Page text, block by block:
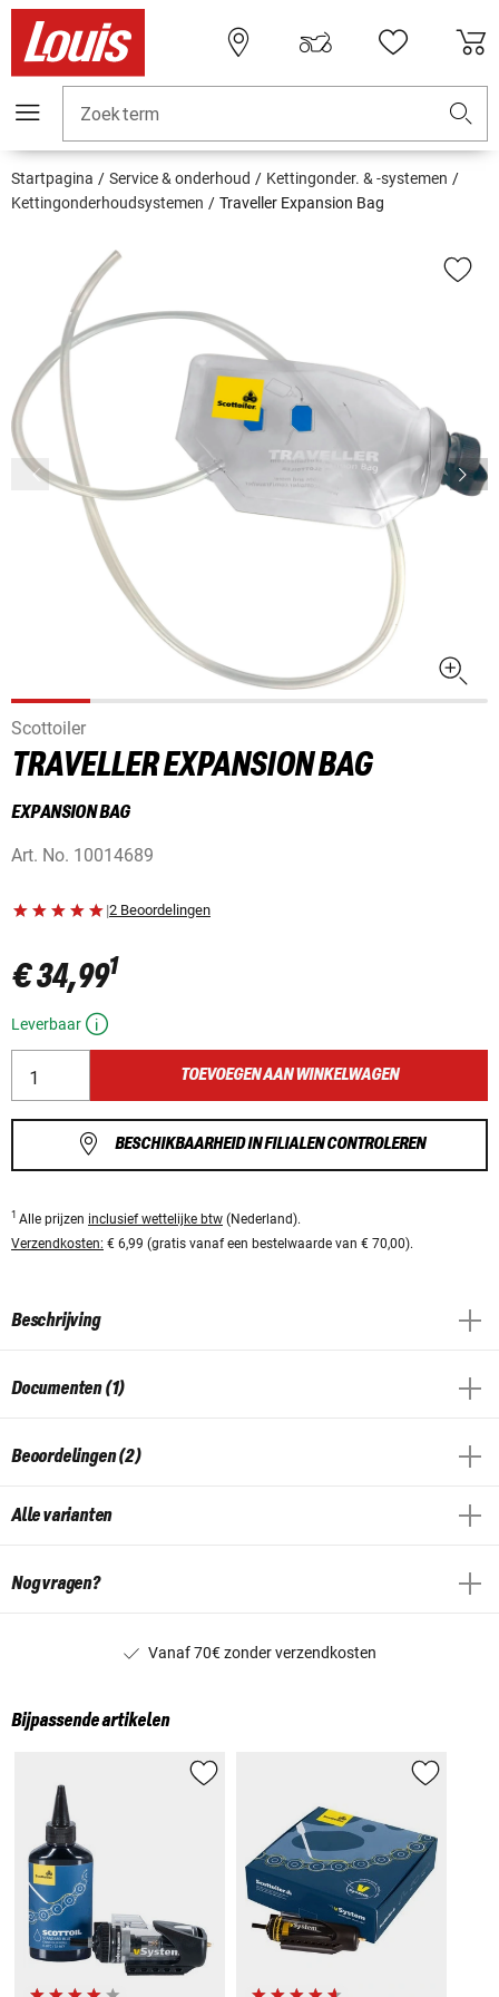
Zoekterm
Startpagina Service & onderhoud
Kettingonder. & -systemen
Kettingonderhoudsystemen
Traveller Expansion Bag
Scottoiler
TRAVELLER EXPANSION BAG
EXPANSION BAG
Art. No. 10014689
|2 Beoordelingen
€ 34,991
Leverbaar
TOEVOEGEN AAN WINKELWAGEN
BESCHIKBAARHEID IN FILIALEN CONTROLEREN
1 Alle prijzen inclusief wettelijke btw (Nederland).
Verzendkosten: € 6,99 (gratis vanaf een bestelwaarde van € 70,00).
Beschrijving
Documenten (1)
Beoordelingen (2)
Alle varianten
Nog vragen?
Vanaf 70€ zonder verzendkosten
Bijpassende artikelen